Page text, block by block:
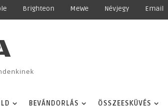
Brighteon MeWe Névjegy Email
BEVÁNDORLÁS ÖSSZEESKÜVÉS